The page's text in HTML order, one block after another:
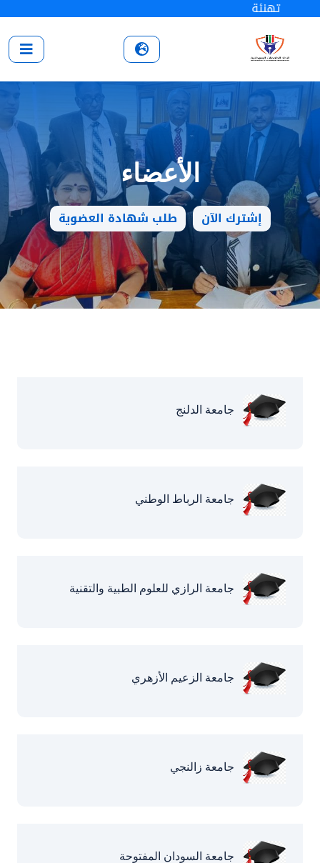
تهنئة
الأعضاء
طلب شهادة العضوية إشترك الآن
جامعة الدلنج
جامعة الرباط الوطني
جامعة الرازي للعلوم الطبية والتقنية
جامعة الزعيم الأزهري
جامعة زالنجي
جامعة السودان المفتوحة